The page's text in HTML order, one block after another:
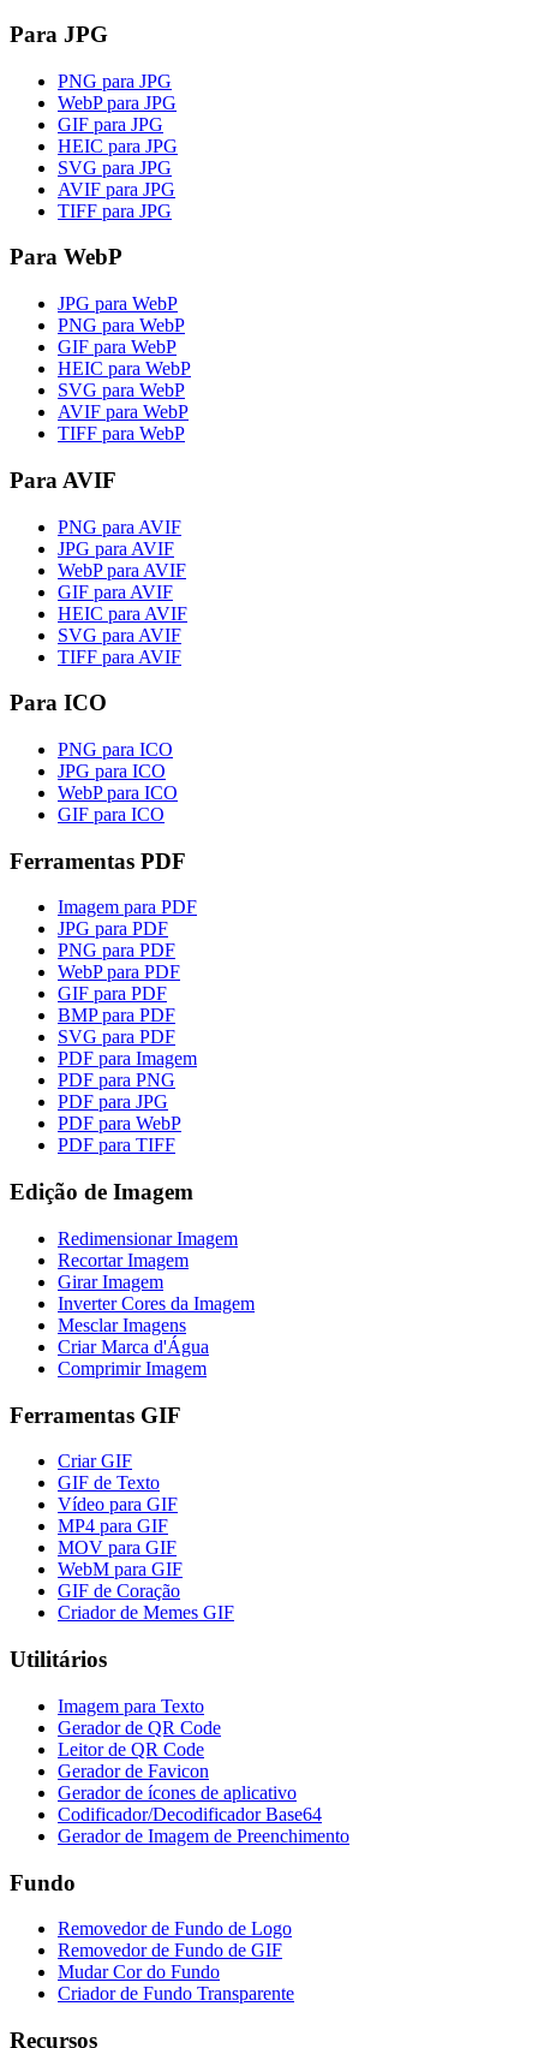
Para JPG
PNG para JPG
WebP para JPG
GIF para JPG
HEIC para JPG
SVG para JPG
AVIF para JPG
TIFF para JPG
Para WebP
JPG para WebP
PNG para WebP
GIF para WebP
HEIC para WebP
SVG para WebP
AVIF para WebP
TIFF para WebP
Para AVIF
PNG para AVIF
JPG para AVIF
WebP para AVIF
GIF para AVIF
HEIC para AVIF
SVG para AVIF
TIFF para AVIF
Para ICO
PNG para ICO
JPG para ICO
WebP para ICO
GIF para ICO
Ferramentas PDF
Imagem para PDF
JPG para PDF
PNG para PDF
WebP para PDF
GIF para PDF
BMP para PDF
SVG para PDF
PDF para Imagem
PDF para PNG
PDF para JPG
PDF para WebP
PDF para TIFF
Edição de Imagem
Redimensionar Imagem
Recortar Imagem
Girar Imagem
Inverter Cores da Imagem
Mesclar Imagens
Criar Marca d'Água
Comprimir Imagem
Ferramentas GIF
Criar GIF
GIF de Texto
Vídeo para GIF
MP4 para GIF
MOV para GIF
WebM para GIF
GIF de Coração
Criador de Memes GIF
Utilitários
Imagem para Texto
Gerador de QR Code
Leitor de QR Code
Gerador de Favicon
Gerador de ícones de aplicativo
Codificador/Decodificador Base64
Gerador de Imagem de Preenchimento
Fundo
Removedor de Fundo de Logo
Removedor de Fundo de GIF
Mudar Cor do Fundo
Criador de Fundo Transparente
Recursos